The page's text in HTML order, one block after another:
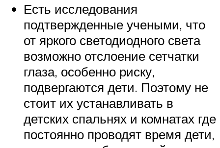
Есть исследования
подтвержденные учеными, что
от яркого светодиодного света
возможно отслоение сетчатки
глаза, особенно риску,
подвергаются дети. Поэтому не
стоит их устанавливать в
детских спальнях и комнатах где
постоянно проводят время дети,